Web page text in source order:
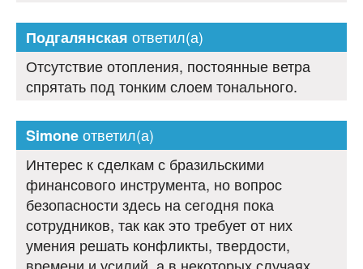
Подгалянская ответил(а)
Отсутствие отопления, постоянные ветра
спрятать под тонким слоем тонального.
Simoneответил(а)
Интерес к сделкам с бразильскими
финансового инструмента, но вопрос
безопасности здесь на сегодня пока
сотрудников, так как это требует от них
умения решать конфликты, твердости,